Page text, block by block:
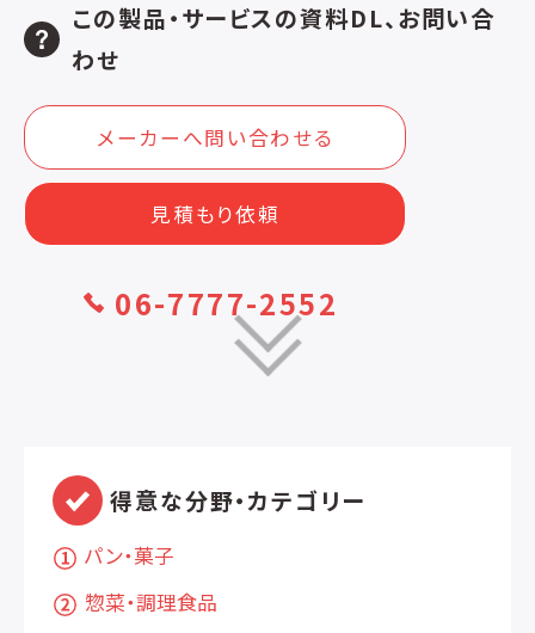
この製品・サービスの資料DL、お問い合
わせ
メーカーへ問い合わせる
見積もり依頼
06-7777-2552
得意な分野・カテゴリー
パン・菓子
惣菜・調理食品